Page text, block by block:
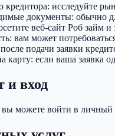
кредитора: исследуйте
документы: обычно
веб-сайт Роб займ
вам может
подачи заявки
карту: если ваша заявка
и вход
можете войти в личный